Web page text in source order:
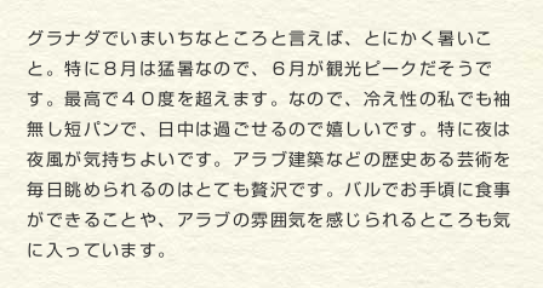
グラナダでいまいちなところと言えば、とにかく暑いこ
と。特に８月は猛暑なので、６月が観光ピークだそうで
す。最高で４０度を超えます。なので、冷え性の私でも袖
無し短パンで、日中は過ごせるので嬉しいです。特に夜は
夜風が気持ちよいです。アラブ建築などの歴史ある芸術を
毎日眺められるのはとても贅沢です。バルでお手頃に食事
ができることや、アラブの雰囲気を感じられるところも気
に入っています。